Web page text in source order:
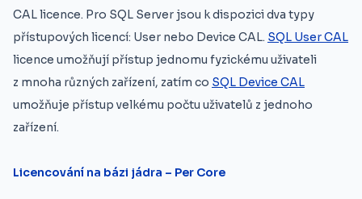
CAL licence. Pro SQL Server jsou k dispozici dva typy
přístupových licencí: User nebo Device CAL. SQL User CAL
licence umožňují přístup jednomu fyzickému uživateli
z mnoha různých zařízení, zatím co SQL Device CAL
umožňuje přístup velkému počtu uživatelů z jednoho
zařízení.
Licencování na bázi jádra – Per Core